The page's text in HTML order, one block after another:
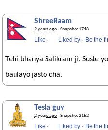
ShreeRaam
2 years ago· Snapshot 1748
Like · Liked by · Be the
Tehi bhanya Salikram ji. Suste
baulayo jasto cha.
Tesla guy
2 years ago· Snapshot 2152
Like · Liked by · Be the